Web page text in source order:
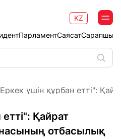
ПарламентСаясат
KZ
үшін құрбан етті":
Қайрат
отбасылық